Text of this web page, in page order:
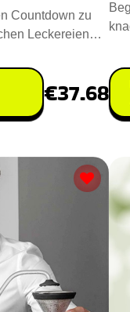
Countdown zu
Leckereien
€37.68